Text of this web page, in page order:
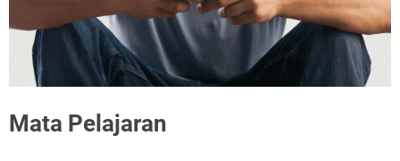
Mata Pelajaran